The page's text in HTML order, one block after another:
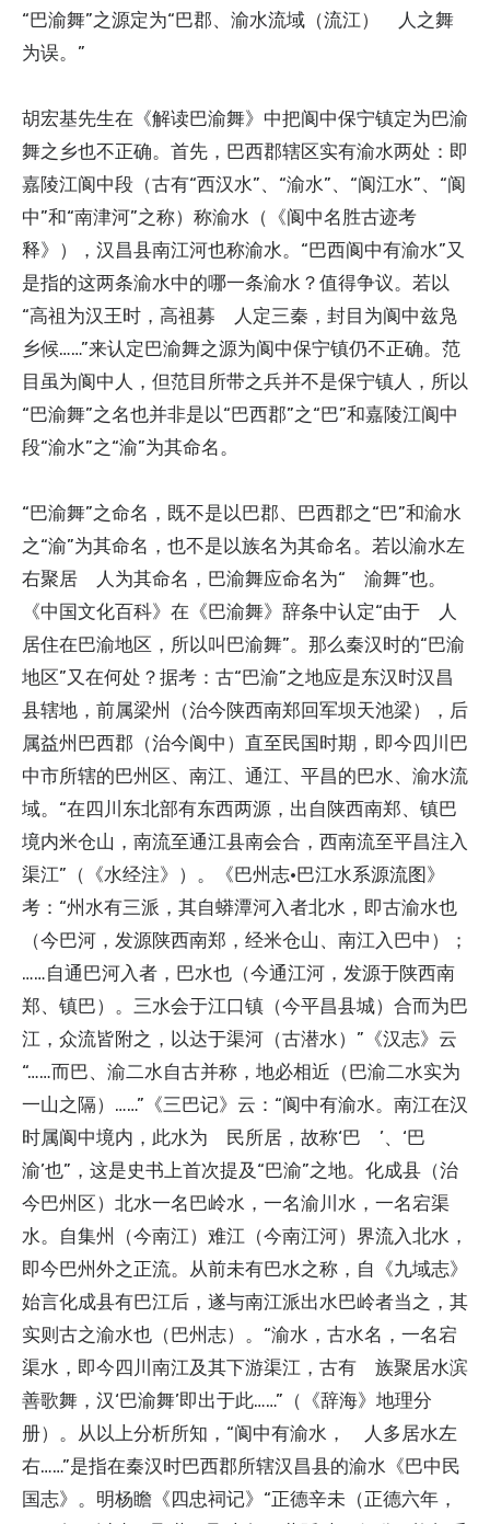
“巴渝舞”之源定为“巴郡、渝水流域（流江） 人之舞
为误。”
胡宏基先生在《解读巴渝舞》中把阆中保宁镇定为巴渝
舞之乡也不正确。首先，巴西郡辖区实有渝水两处：即
嘉陵江阆中段（古有“西汉水”、“渝水”、“阆江水”、“阆
中”和“南津河”之称）称渝水（《阆中名胜古迹考
释》），汉昌县南江河也称渝水。“巴西阆中有渝水”又
是指的这两条渝水中的哪一条渝水？值得争议。若以
“高祖为汉王时，高祖募 人定三秦，封目为阆中兹凫
乡候……”来认定巴渝舞之源为阆中保宁镇仍不正确。范
目虽为阆中人，但范目所带之兵并不是保宁镇人，所以
“巴渝舞”之名也并非是以“巴西郡”之“巴”和嘉陵江阆中
段“渝水”之“渝”为其命名。
“巴渝舞”之命名，既不是以巴郡、巴西郡之“巴”和渝水
之“渝”为其命名，也不是以族名为其命名。若以渝水左
右聚居 人为其命名，巴渝舞应命名为“ 渝舞”也。
《中国文化百科》在《巴渝舞》辞条中认定“由于 人
居住在巴渝地区，所以叫巴渝舞”。那么秦汉时的“巴渝
地区”又在何处？据考：古“巴渝”之地应是东汉时汉昌
县辖地，前属梁州（治今陕西南郑回军坝天池梁），后
属益州巴西郡（治今阆中）直至民国时期，即今四川巴
中市所辖的巴州区、南江、通江、平昌的巴水、渝水流
域。“在四川东北部有东西两源，出自陕西南郑、镇巴
境内米仓山，南流至通江县南会合，西南流至平昌注入
渠江”（《水经注》）。《巴州志·巴江水系源流图》
考：“州水有三派，其自蟒潭河入者北水，即古渝水也
（今巴河，发源陕西南郑，经米仓山、南江入巴中）；
……自通巴河入者，巴水也（今通江河，发源于陕西南
郑、镇巴）。三水会于江口镇（今平昌县城）合而为巴
江，众流皆附之，以达于渠河（古潜水）”《汉志》云
“……而巴、渝二水自古并称，地必相近（巴渝二水实为
一山之隔）……”《三巴记》云：“阆中有渝水。南江在汉
时属阆中境内，此水为 民所居，故称‘巴 ’、‘巴
渝’也”，这是史书上首次提及“巴渝”之地。化成县（治
今巴州区）北水一名巴岭水，一名渝川水，一名宕渠
水。自集州（今南江）难江（今南江河）界流入北水，
即今巴州外之正流。从前未有巴水之称，自《九域志》
始言化成县有巴江后，遂与南江派出水巴岭者当之，其
实则古之渝水也（巴州志）。“渝水，古水名，一名宕
渠水，即今四川南江及其下游渠江，古有 族聚居水滨
善歌舞，汉‘巴渝舞’即出于此……”（《辞海》地理分
册）。从以上分析所知，“阆中有渝水， 人多居水左
右……”是指在秦汉时巴西郡所辖汉昌县的渝水《巴中民
国志》。明杨瞻《四忠祠记》“正德辛未（正德六年，